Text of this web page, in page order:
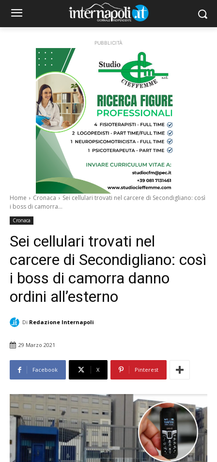
PUBBLICITÀ
Home Cronaca
Sei cellulari trovati nel carcere di Secondigliano: così
i boss di camorra...
Cronaca
Sei cellulari trovati nel
carcere di Secondigliano: così
i boss di camorra danno
ordini all’esterno
Di Redazione Internapoli
29 Marzo 2021
Facebook X Pinterest